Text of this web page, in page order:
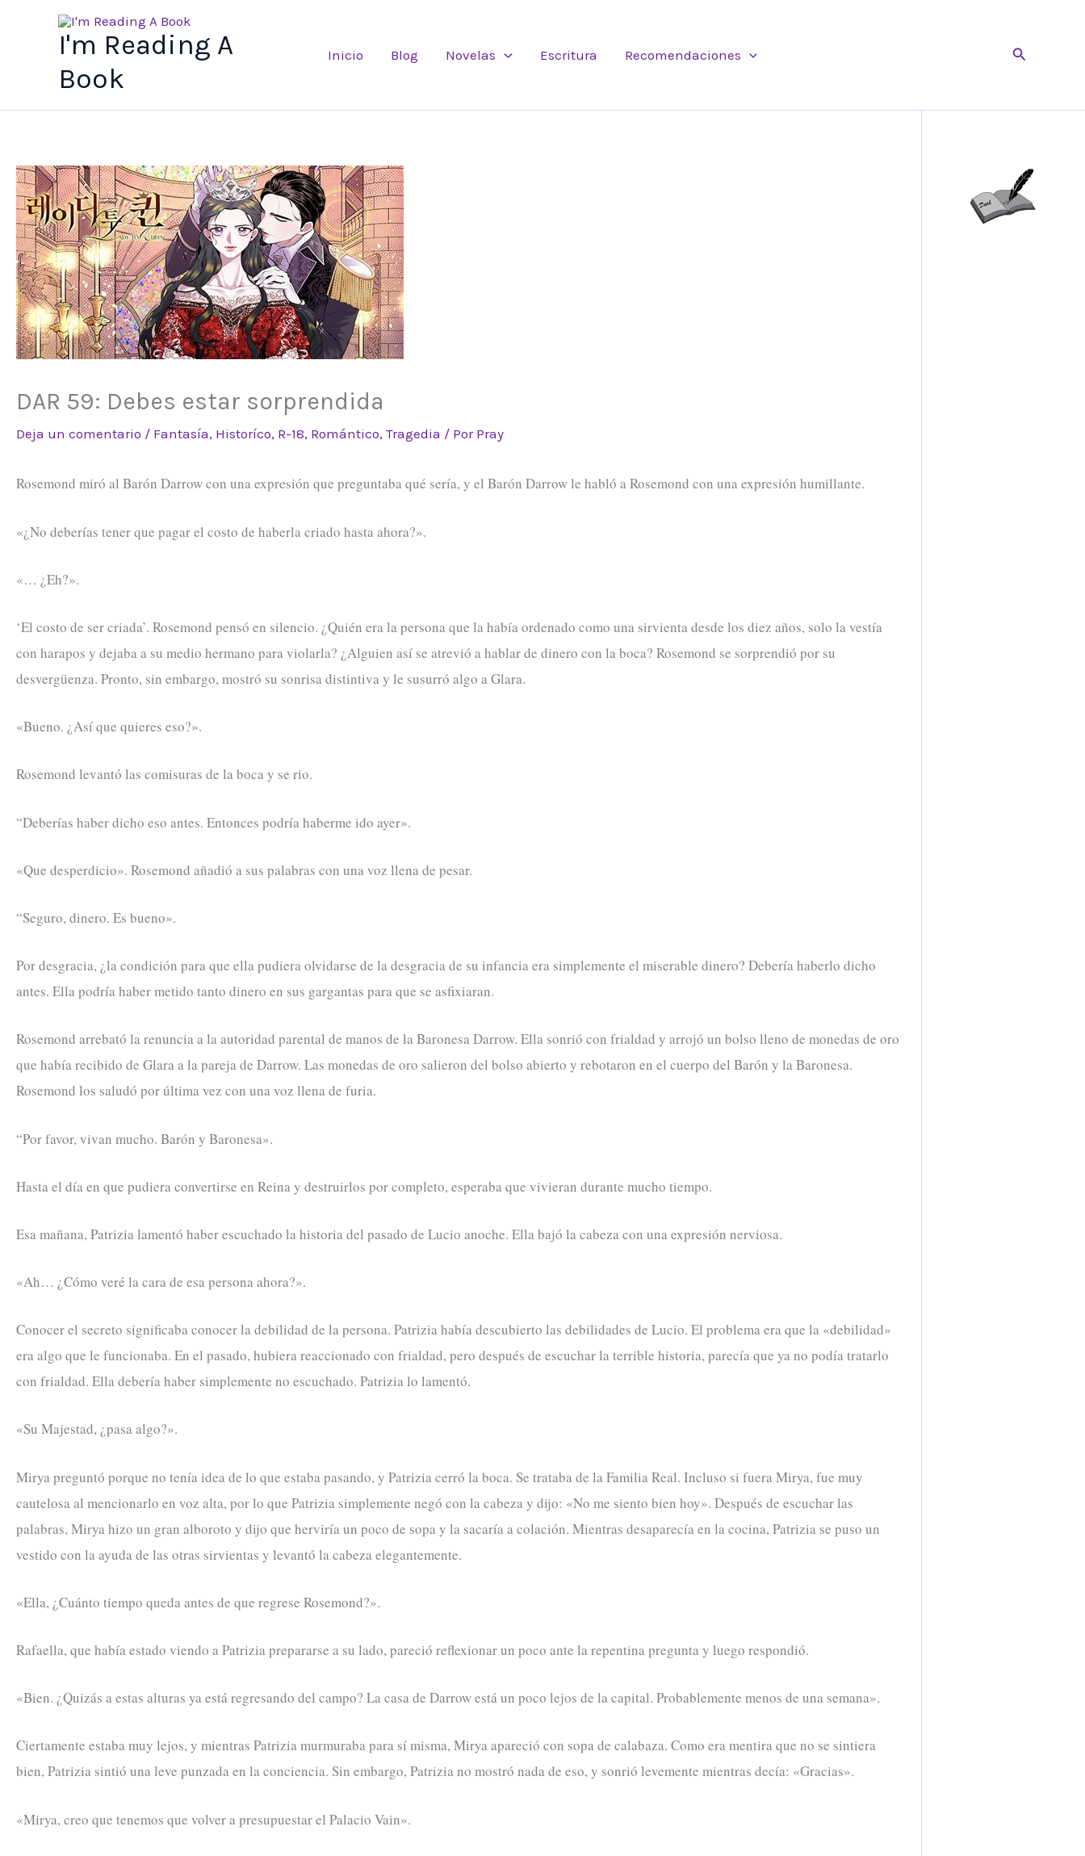
I'm Reading A
Book
Inicio Blog Novelas Escritura Recomendaciones Buscar
DAR 59: Debes estar sorprendida
Deja un comentario / Fantasía, Historíco, R-18, Romántico, Tragedia / Por Pray
Rosemond miró al Barón Darrow con una expresión que preguntaba qué sería, y el Barón Darrow le habló a Rosemond con una expresión humillante.
«¿No deberías tener que pagar el costo de haberla criado hasta ahora?».
«… ¿Eh?».
‘El costo de ser criada’. Rosemond pensó en silencio. ¿Quién era la persona que la había ordenado como una sirvienta desde los diez años, solo la vestía
con harapos y dejaba a su medio hermano para violarla? ¿Alguien así se atrevió a hablar de dinero con la boca? Rosemond se sorprendió por su
desvergüenza. Pronto, sin embargo, mostró su sonrisa distintiva y le susurró algo a Glara.
«Bueno. ¿Así que quieres eso?».
Rosemond levantó las comisuras de la boca y se rio.
“Deberías haber dicho eso antes. Entonces podría haberme ido ayer».
«Que desperdicio». Rosemond añadió a sus palabras con una voz llena de pesar.
“Seguro, dinero. Es bueno».
Por desgracia, ¿la condición para que ella pudiera olvidarse de la desgracia de su infancia era simplemente el miserable dinero? Debería haberlo dicho
antes. Ella podría haber metido tanto dinero en sus gargantas para que se asfixiaran.
Rosemond arrebató la renuncia a la autoridad parental de manos de la Baronesa Darrow. Ella sonrió con frialdad y arrojó un bolso lleno de monedas de oro
que había recibido de Glara a la pareja de Darrow. Las monedas de oro salieron del bolso abierto y rebotaron en el cuerpo del Barón y la Baronesa.
Rosemond los saludó por última vez con una voz llena de furia.
“Por favor, vivan mucho. Barón y Baronesa».
Hasta el día en que pudiera convertirse en Reina y destruirlos por completo, esperaba que vivieran durante mucho tiempo.
Esa mañana, Patrizia lamentó haber escuchado la historia del pasado de Lucio anoche. Ella bajó la cabeza con una expresión nerviosa.
«Ah… ¿Cómo veré la cara de esa persona ahora?».
Conocer el secreto significaba conocer la debilidad de la persona. Patrizia había descubierto las debilidades de Lucio. El problema era que la «debilidad»
era algo que le funcionaba. En el pasado, hubiera reaccionado con frialdad, pero después de escuchar la terrible historia, parecía que ya no podía tratarlo
con frialdad. Ella debería haber simplemente no escuchado. Patrizia lo lamentó.
«Su Majestad, ¿pasa algo?».
Mirya preguntó porque no tenía idea de lo que estaba pasando, y Patrizia cerró la boca. Se trataba de la Familia Real. Incluso si fuera Mirya, fue muy
cautelosa al mencionarlo en voz alta, por lo que Patrizia simplemente negó con la cabeza y dijo: «No me siento bien hoy». Después de escuchar las
palabras, Mirya hizo un gran alboroto y dijo que herviría un poco de sopa y la sacaría a colación. Mientras desaparecía en la cocina, Patrizia se puso un
vestido con la ayuda de las otras sirvientas y levantó la cabeza elegantemente.
«Ella, ¿Cuánto tiempo queda antes de que regrese Rosemond?».
Rafaella, que había estado viendo a Patrizia prepararse a su lado, pareció reflexionar un poco ante la repentina pregunta y luego respondió.
«Bien. ¿Quizás a estas alturas ya está regresando del campo? La casa de Darrow está un poco lejos de la capital. Probablemente menos de una semana».
Ciertamente estaba muy lejos, y mientras Patrizia murmuraba para sí misma, Mirya apareció con sopa de calabaza. Como era mentira que no se sintiera
bien, Patrizia sintió una leve punzada en la conciencia. Sin embargo, Patrizia no mostró nada de eso, y sonrió levemente mientras decía: «Gracias».
«Mirya, creo que tenemos que volver a presupuestar el Palacio Vain».